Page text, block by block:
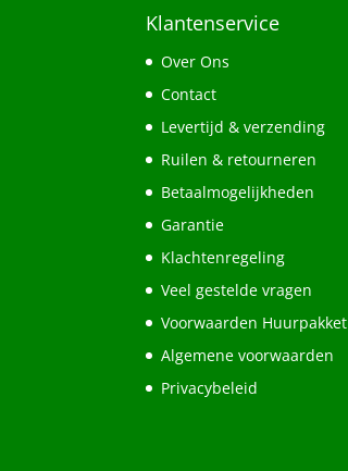
Klantenservice
Over Ons
Contact
Levertijd & verzending
Ruilen & retourneren
Betaalmogelijkheden
Garantie
Klachtenregeling
Veel gestelde vragen
Voorwaarden Huurpakket
Algemene voorwaarden
Privacybeleid